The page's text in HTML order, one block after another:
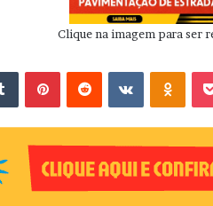
Clique na imagem para ser
VK OK